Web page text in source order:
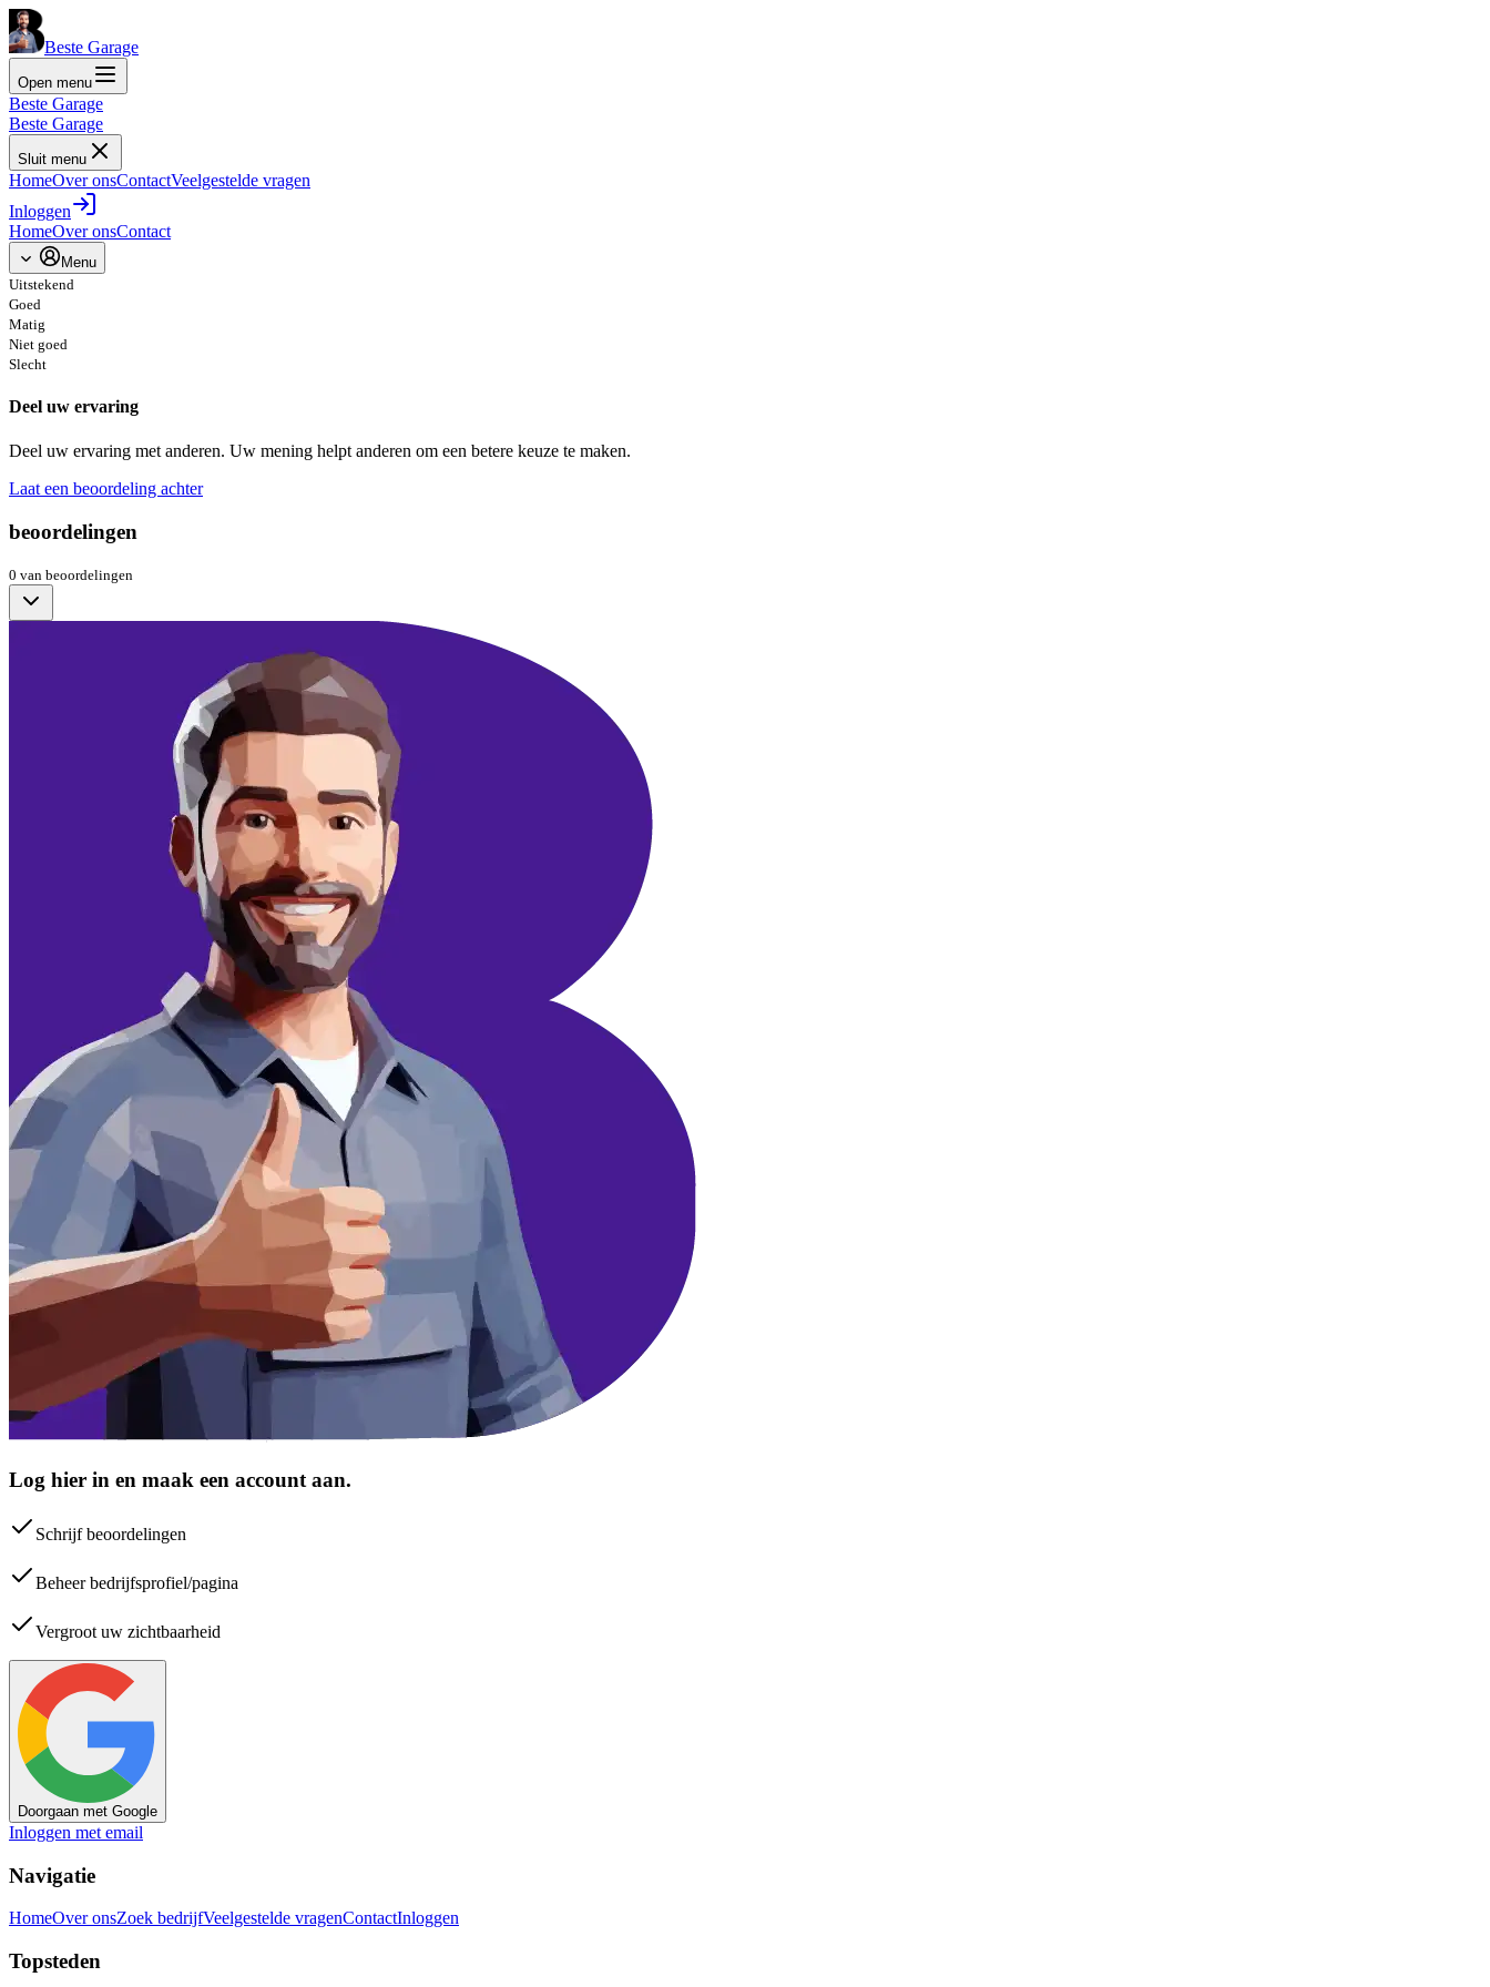
Beste Garage
Open menu
Beste Garage
Beste Garage
Sluit menu
HomeOver onsContactVeelgestelde vragen
Inloggen
HomeOver onsContact
Menu
Uitstekend
Goed
Matig
Niet goed
Slecht
Deel uw ervaring
Deel uw ervaring met anderen. Uw mening helpt anderen om een betere keuze te maken.
Laat een beoordeling achter
beoordelingen
0 van beoordelingen
Log hier in en maak een account aan.
Schrijf beoordelingen
Beheer bedrijfsprofiel/pagina
Vergroot uw zichtbaarheid
Doorgaan met Google
Inloggen met email
Navigatie
HomeOver onsZoek bedrijfVeelgestelde vragenContactInloggen
Topsteden